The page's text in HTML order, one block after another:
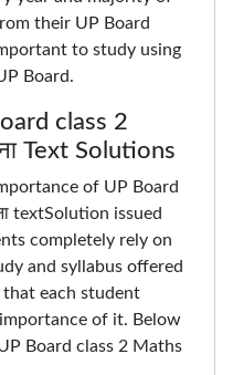
their UP Board
to study using
Board.
class 2
Text Solutions
of UP Board
textSolution issued
completely rely on
and syllabus offered
that each student
of it. Below
Board class 2 Maths